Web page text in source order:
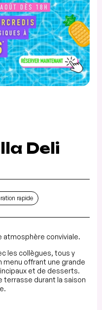
Deli
rapide
atmosphère conviviale.
les collègues, tous y
offrant une grande
et de desserts.
durant la saison